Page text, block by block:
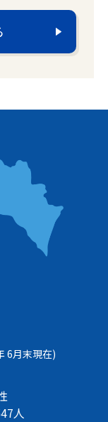
6月末現在)
人